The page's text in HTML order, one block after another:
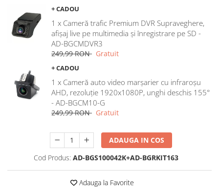
Rame adaptoare Chrysler
Rame adaptoare Isuzu
Rame adaptoare Subaru
Rame adaptoare Iveco
Rame adaptoare Smart
Rame adaptoare Ssangyong
Rame adaptoare Hummer
Camere marșarier auto
+ CADOU
1 x Cameră trafic Premium DVR Supraveghere,
afișaj live pe multimedia și înregistrare pe SD -
AD-BGCMDVR3
249,99 RON Gratuit
+ CADOU
1 x Cameră auto video marșarier cu infraroșu
AHD, rezoluție 1920x1080P, unghi deschis 155°
- AD-BGCM10-G
249,99 RON Gratuit
ADAUGA IN COS
Cod Produs: AD-BGS100042K+AD-BGRKIT163
Adauga la Favorite